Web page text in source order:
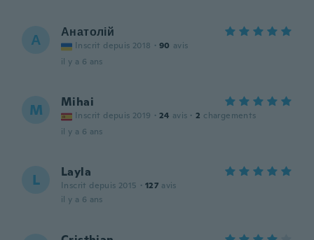
А Анатолій
Inscrit depuis 2018 · 90 avis
il y a 6 ans
M Mihai
Inscrit depuis 2019 · 24 avis · 2 chargements
il y a 6 ans
L Layla
Inscrit depuis 2015 · 127 avis
il y a 6 ans